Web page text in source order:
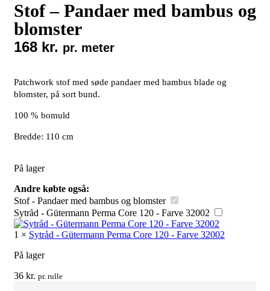
Stof – Pandaer med bambus og
blomster
168 kr. pr. meter
Patchwork stof med søde pandaer med bambus blade og
blomster, på sort bund.
100 % bomuld
Bredde: 110 cm
På lager
Andre købte også:
Stof - Pandaer med bambus og blomster
Sytråd - Gütermann Perma Core 120 - Farve 32002
1 × Sytråd - Gütermann Perma Core 120 - Farve 32002
På lager
36 kr. pr. rulle